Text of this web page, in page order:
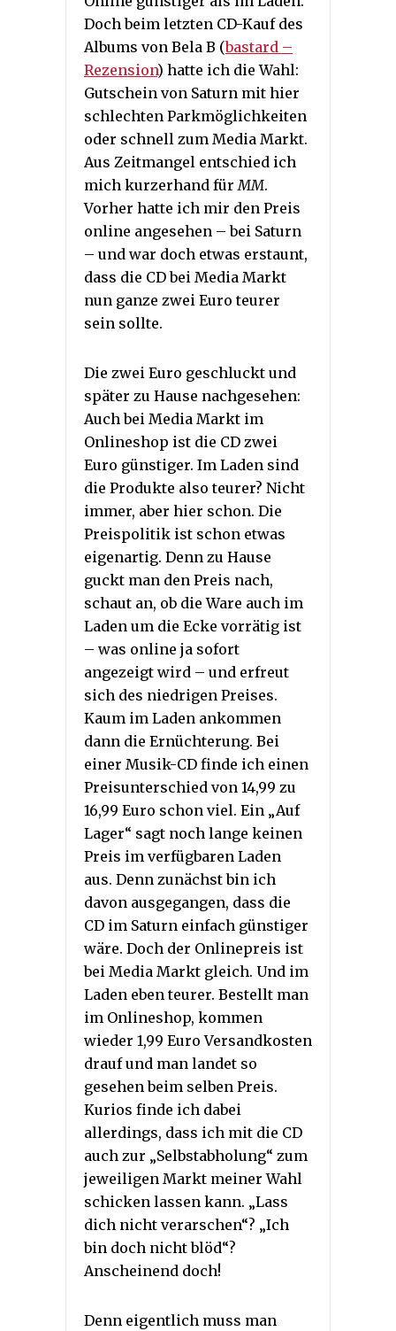
Doch beim letzten CD-Kauf des
Albums von Bela B (bastard –
Rezension) hatte ich die Wahl:
Gutschein von Saturn mit hier
schlechten Parkmöglichkeiten
oder schnell zum Media Markt.
Aus Zeitmangel entschied ich
mich kurzerhand fürMM.
Vorher hatte ich mir den Preis
online angesehen – bei Saturn
– und war doch etwas erstaunt,
dass die CD bei Media Markt
nun ganze zwei Euro teurer
sein sollte.
Die zwei Euro geschluckt und
später zu Hause nachgesehen:
Auch bei Media Markt im
Onlineshop ist die CD zwei
Euro günstiger. Im Laden sind
die Produkte also teurer? Nicht
immer, aber hier schon. Die
Preispolitik ist schon etwas
eigenartig. Denn zu Hause
guckt man den Preis nach,
schaut an, ob die Ware auch im
Laden um die Ecke vorrätig ist
– was online ja sofort
angezeigt wird – und erfreut
sich des niedrigen Preises.
Kaum im Laden ankommen
dann die Ernüchterung. Bei
einer Musik-CD finde ich einen
Preisunterschied von 14,99 zu
16,99 Euro schon viel. Ein „Auf
Lager“ sagt noch lange keinen
Preis im verfügbaren Laden
aus. Denn zunächst bin ich
davon ausgegangen, dass die
CD im Saturn einfach günstiger
wäre. Doch der Onlinepreis ist
bei Media Markt gleich. Und im
Laden eben teurer. Bestellt man
im Onlineshop, kommen
wieder 1,99 Euro Versandkosten
drauf und man landet so
gesehen beim selben Preis.
Kurios finde ich dabei
allerdings, dass ich mit die CD
auch zur „Selbstabholung“ zum
jeweiligen Markt meiner Wahl
schicken lassen kann. „Lass
dich nicht verarschen“? „Ich
bin doch nicht blöd“?
Anscheinend doch!
Denn eigentlich muss man